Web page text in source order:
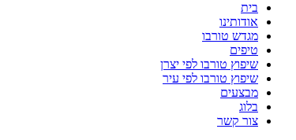
בית
אודותינו
מגדש טורבו
טיפים
שיפוץ טורבו לפי יצרן
שיפוץ טורבו לפי עיר
מבצעים
בלוג
צור קשר